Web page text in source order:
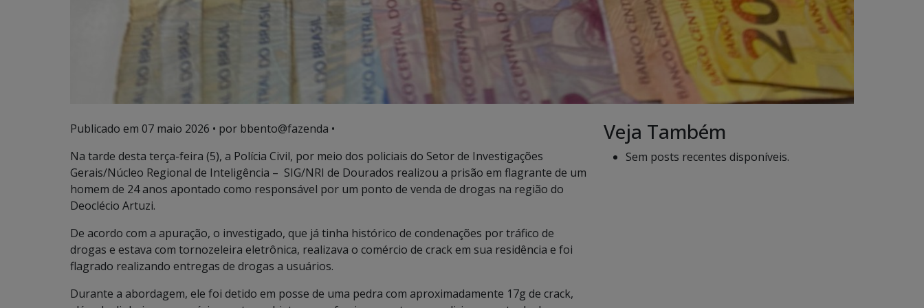
Publicado em 07 maio 2026 • por bbento@fazenda •
Na tarde desta terça-feira (5), a Polícia Civil, por meio dos policiais do Setor de Investigações
Gerais/Núcleo Regional de Inteligência – SIG/NRI de Dourados realizou a prisão em flagrante de um
homem de 24 anos apontado como responsável por um ponto de venda de drogas na região do
Deoclécio Artuzi.
De acordo com a apuração, o investigado, que já tinha histórico de condenações por tráfico de
drogas e estava com tornozeleira eletrônica, realizava o comércio de crack em sua residência e foi
flagrado realizando entregas de drogas a usuários.
Durante a abordagem, ele foi detido em posse de uma pedra com aproximadamente 17g de crack,
Veja Também
Sem posts recentes disponíveis.